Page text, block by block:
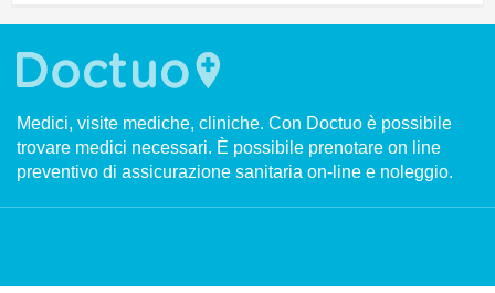
Medici, visite mediche, cliniche. Con Doctuo è possibile
trovare medici necessari. È possibile prenotare on line
preventivo di assicurazione sanitaria on-line e noleggio.